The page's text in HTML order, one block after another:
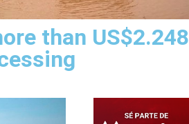
than US$2.248